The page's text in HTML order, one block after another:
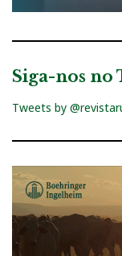
Siga-nos
Tweets by